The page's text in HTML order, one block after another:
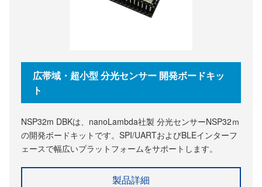
広帯域・超小型 分光センサー 開発ボードキッ
ト
NSP32m DBKは、nanoLambda社製 分光センサーNSP32ｍ
の開発ボードキットです。SPI/UARTおよびBLEインターフ
ェースで幅広いプラットフォームをサポートします。
製品詳細